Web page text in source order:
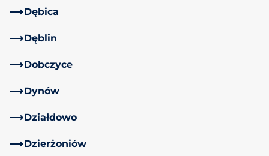
Dębica
Dęblin
Dobczyce
Dynów
Działdowo
Dzierżoniów